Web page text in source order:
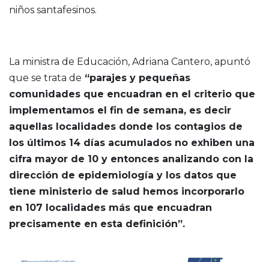
niños santafesinos.
La ministra de Educación, Adriana Cantero, apuntó
que se trata de “parajes y pequeñas
comunidades que encuadran en el criterio que
implementamos el fin de semana, es decir
aquellas localidades donde los contagios de
los últimos 14 días acumulados no exhiben una
cifra mayor de 10 y entonces analizando con la
dirección de epidemiología y los datos que
tiene ministerio de salud hemos incorporarlo
en 107 localidades más que encuadran
precisamente en esta definición”.